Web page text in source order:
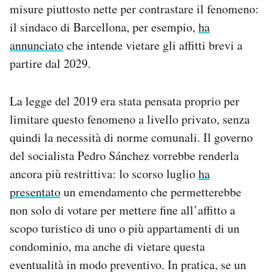
misure piuttosto nette per contrastare il fenomeno:
il sindaco di Barcellona, per esempio, ha
annunciatoche intende vietare gli affitti brevi a
partire dal 2029.
La legge del 2019 era stata pensata proprio per
limitare questo fenomeno a livello privato, senza
quindi la necessità di norme comunali. Il governo
del socialista Pedro Sánchez vorrebbe renderla
ancora più restrittiva: lo scorso luglioha
presentatoun emendamento che permetterebbe
non solo di votare per mettere fine all’affitto a
scopo turistico di uno o più appartamenti di un
condominio, ma anche di vietare questa
eventualità in modo preventivo. In pratica, se un